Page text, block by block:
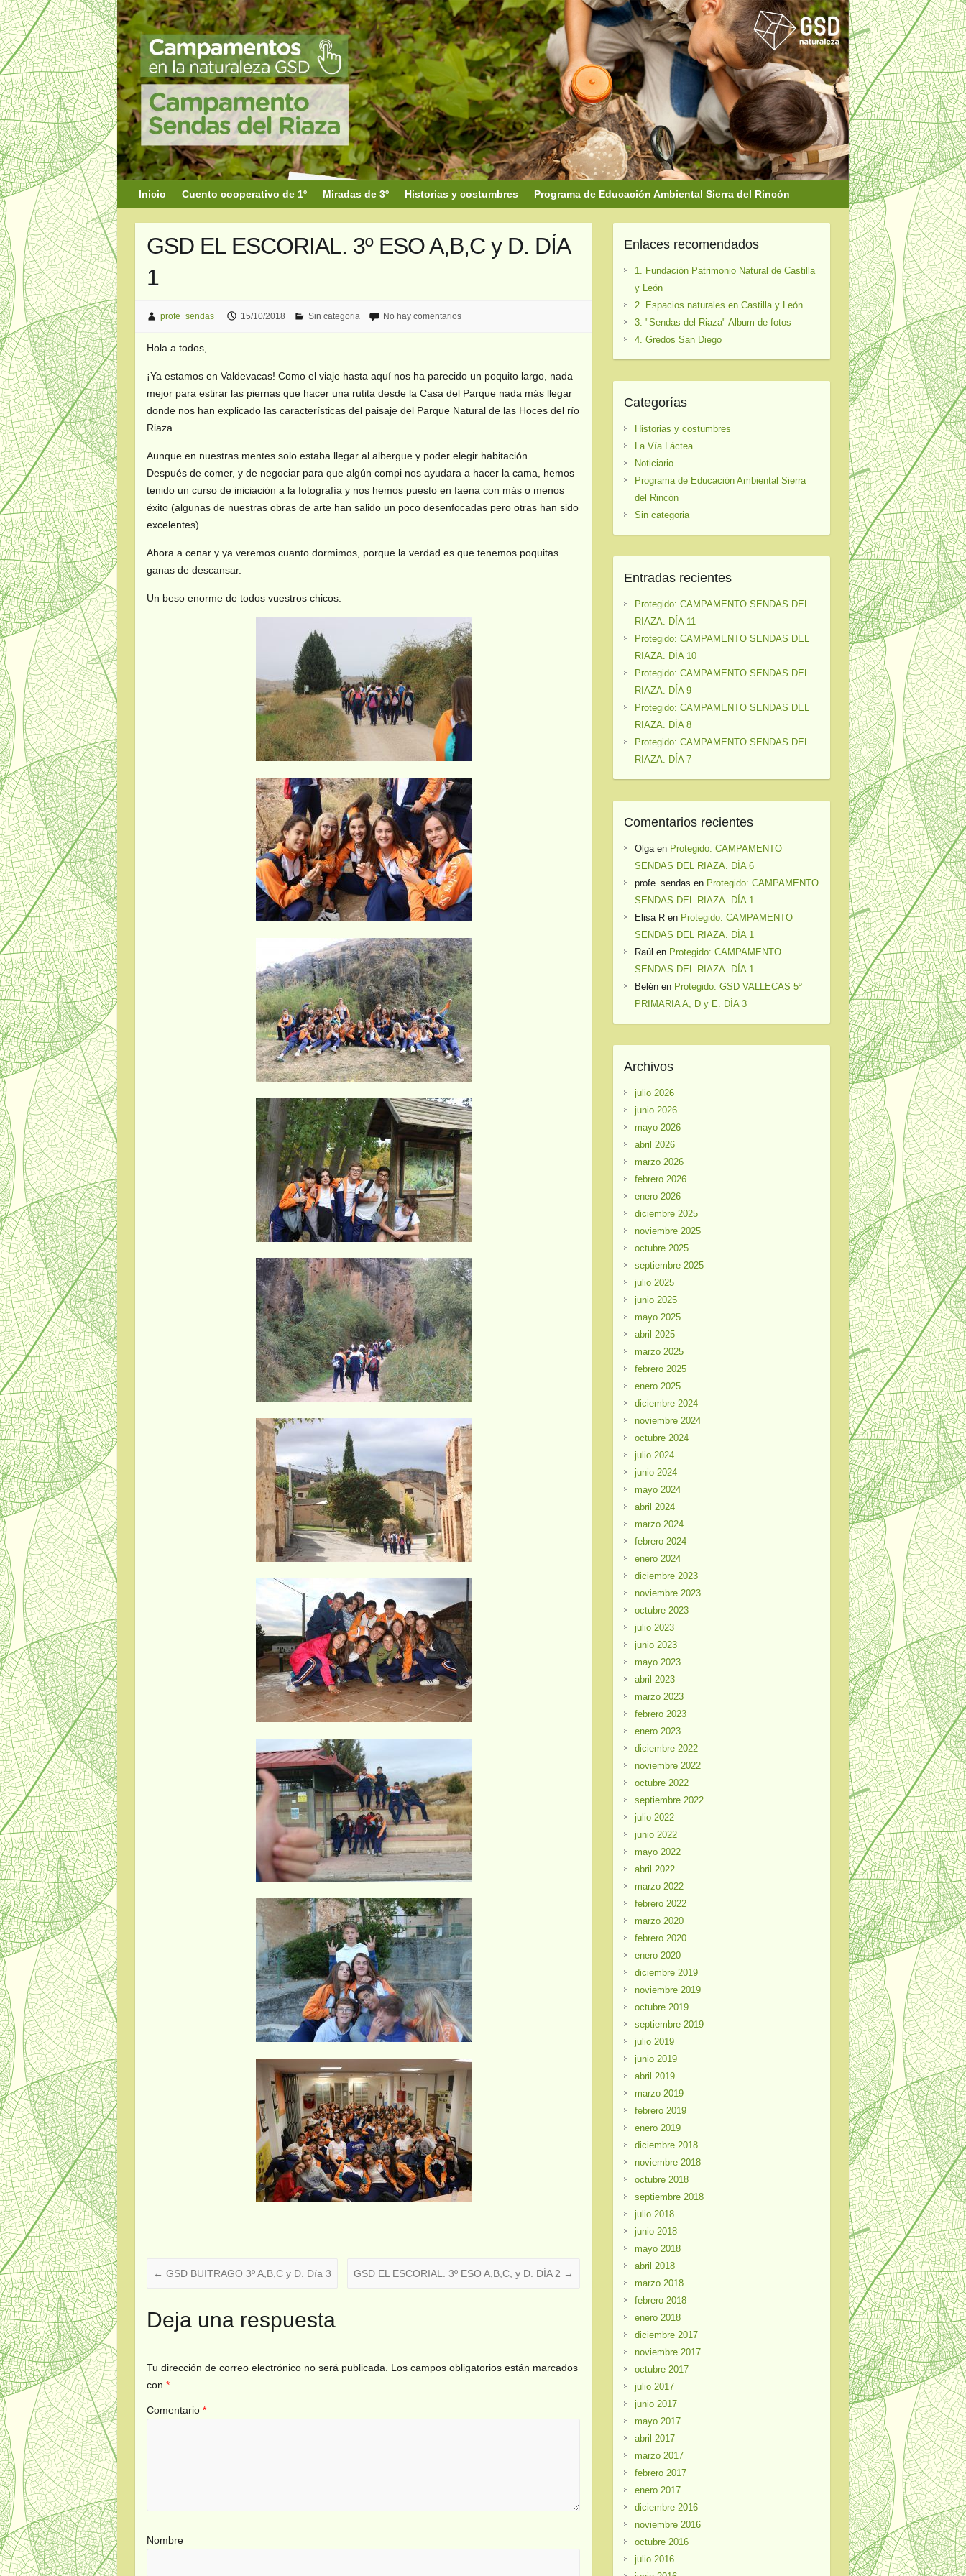
Saltar
al
contenido
Inicio Cuento cooperativo de 1º Miradas de 3º Historias y costumbres Programa de Educación Ambiental Sierra del Rincón
GSD EL ESCORIAL. 3º ESO A,B,C y D. DÍA
1
profe_sendas 15/10/2018 Sin categoria No hay comentarios
Hola a todos,
¡Ya estamos en Valdevacas! Como el viaje hasta aquí nos ha parecido un poquito largo, nada
mejor para estirar las piernas que hacer una rutita desde la Casa del Parque nada más llegar
donde nos han explicado las características del paisaje del Parque Natural de las Hoces del río
Riaza.
Aunque en nuestras mentes solo estaba llegar al albergue y poder elegir habitación…
Después de comer, y de negociar para que algún compi nos ayudara a hacer la cama, hemos
tenido un curso de iniciación a la fotografía y nos hemos puesto en faena con más o menos
éxito (algunas de nuestras obras de arte han salido un poco desenfocadas pero otras han sido
excelentes).
Ahora a cenar y ya veremos cuanto dormimos, porque la verdad es que tenemos poquitas
ganas de descansar.
Un beso enorme de todos vuestros chicos.
← GSD BUITRAGO 3º A,B,C y D. Día 3 GSD EL ESCORIAL. 3º ESO A,B,C, y D. DÍA 2 →
Deja una respuesta
Tu dirección de correo electrónico no será publicada.
Los campos obligatorios están marcados
con*
Comentario*
Nombre
Enlaces recomendados
1. Fundación Patrimonio Natural de Castilla
y León
2. Espacios naturales en Castilla y León
3. "Sendas del Riaza" Album de fotos
4. Gredos San Diego
Categorías
Historias y costumbres
La Vía Láctea
Noticiario
Programa de Educación Ambiental Sierra
del Rincón
Sin categoria
Entradas recientes
Protegido: CAMPAMENTO SENDAS DEL
RIAZA. DÍA 11
Protegido: CAMPAMENTO SENDAS DEL
RIAZA. DÍA 10
Protegido: CAMPAMENTO SENDAS DEL
RIAZA. DÍA 9
Protegido: CAMPAMENTO SENDAS DEL
RIAZA. DÍA 8
Protegido: CAMPAMENTO SENDAS DEL
RIAZA. DÍA 7
Comentarios recientes
Olgaen Protegido: CAMPAMENTO
SENDAS DEL RIAZA. DÍA 6
profe_sendas en Protegido: CAMPAMENTO
SENDAS DEL RIAZA. DÍA 1
Elisa Ren Protegido: CAMPAMENTO
SENDAS DEL RIAZA. DÍA 1
Raúl en Protegido: CAMPAMENTO
SENDAS DEL RIAZA. DÍA 1
Belénen Protegido: GSD VALLECAS 5º
PRIMARIA A, D y E. DÍA 3
Archivos
julio 2026
junio 2026
mayo 2026
abril 2026
marzo 2026
febrero 2026
enero 2026
diciembre 2025
noviembre 2025
octubre 2025
septiembre 2025
julio 2025
junio 2025
mayo 2025
abril 2025
marzo 2025
febrero 2025
enero 2025
diciembre 2024
noviembre 2024
octubre 2024
julio 2024
junio 2024
mayo 2024
abril 2024
marzo 2024
febrero 2024
enero 2024
diciembre 2023
noviembre 2023
octubre 2023
julio 2023
junio 2023
mayo 2023
abril 2023
marzo 2023
febrero 2023
enero 2023
diciembre 2022
noviembre 2022
octubre 2022
septiembre 2022
julio 2022
junio 2022
mayo 2022
abril 2022
marzo 2022
febrero 2022
marzo 2020
febrero 2020
enero 2020
diciembre 2019
noviembre 2019
octubre 2019
septiembre 2019
julio 2019
junio 2019
abril 2019
marzo 2019
febrero 2019
enero 2019
diciembre 2018
noviembre 2018
octubre 2018
septiembre 2018
julio 2018
junio 2018
mayo 2018
abril 2018
marzo 2018
febrero 2018
enero 2018
diciembre 2017
noviembre 2017
octubre 2017
julio 2017
junio 2017
mayo 2017
abril 2017
marzo 2017
febrero 2017
enero 2017
diciembre 2016
noviembre 2016
octubre 2016
julio 2016